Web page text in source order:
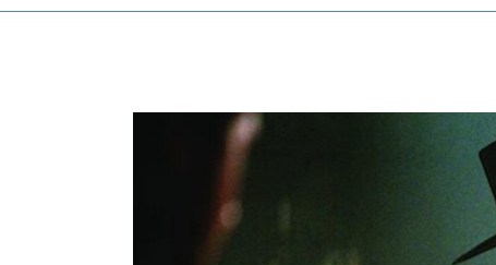
12:30 財經｜香港7月PMI回落至51 企業擴
財經｜黑石傳再籌逾360億美元 支
財經｜美商務部擬擴大金屬關稅範
本地｜新世界K11 9月升級會員制
財經｜本港6月零售額連升14個月
國際｜特朗普料美伊戰事快結束 承